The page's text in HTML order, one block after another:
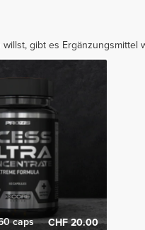
gibt es
caps
CHF 20.00